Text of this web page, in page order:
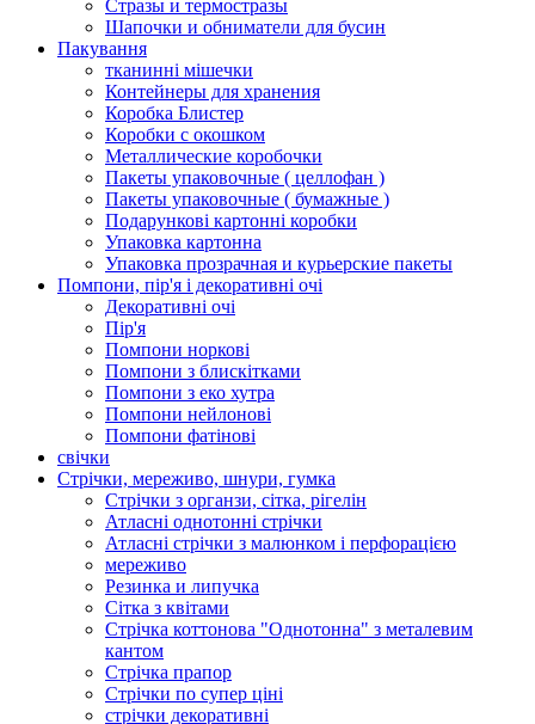
Стразы и термостразы
Шапочки и обниматели для бусин
Пакування
тканинні мішечки
Контейнеры для хранения
Коробка Блистер
Коробки с окошком
Металлические коробочки
Пакеты упаковочные ( целлофан )
Пакеты упаковочные ( бумажные )
Подарункові картонні коробки
Упаковка картонна
Упаковка прозрачная и курьерские пакеты
Помпони, пір'я і декоративні очі
Декоративні очі
Пір'я
Помпони норкові
Помпони з блискітками
Помпони з еко хутра
Помпони нейлонові
Помпони фатінові
свічки
Стрічки, мереживо, шнури, гумка
Стрічки з органзи, сітка, рігелін
Атласні однотонні стрічки
Атласні стрічки з малюнком і перфорацією
мереживо
Резинка и липучка
Сітка з квітами
Стрічка коттонова "Однотонна" з металевим
кантом
Стрічка прапор
Стрічки по супер ціні
стрічки декоративні